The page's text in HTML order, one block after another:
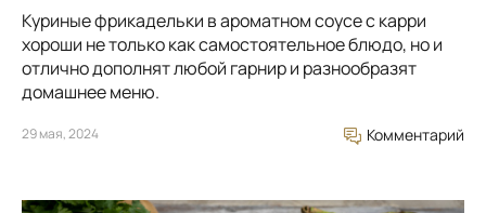
Куриные фрикадельки в ароматном соусе с карри
хороши не только как самостоятельное блюдо, но и
отлично дополнят любой гарнир и разнообразят
домашнее меню.
29 мая, 2024 Комментарий